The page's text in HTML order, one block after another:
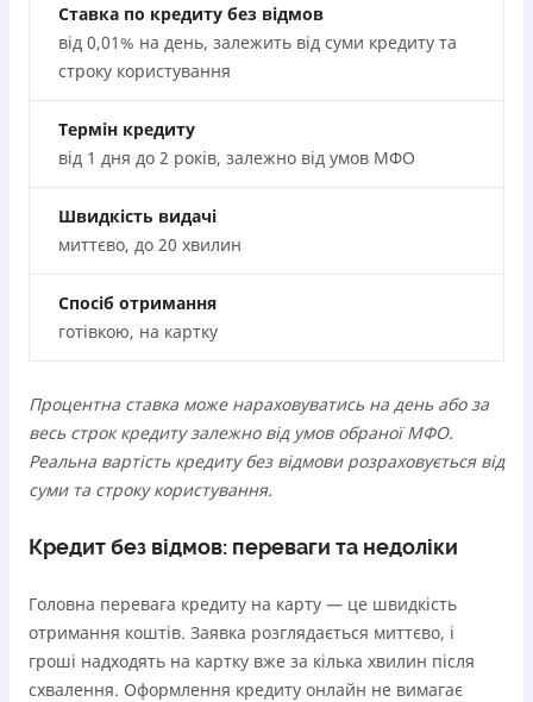
Ставка по кредиту без відмов
від 0,01% на день, залежить від суми кредиту та
строку користування
Термін кредиту
від 1 дня до 2 років, залежно від умов МФО
Швидкість видачі
миттєво, до 20 хвилин
Спосіб отримання
готівкою, на картку
Процентна ставка може нараховуватись на день або за
весь строк кредиту залежно від умов обраної МФО.
Реальна вартість кредиту без відмови розраховується від
суми та строку користування.
Кредит без відмов: переваги та недоліки
Головна перевага кредиту на карту — це швидкість
отримання коштів. Заявка розглядається миттєво, і
гроші надходять на картку вже за кілька хвилин після
схвалення. Оформлення кредиту онлайн не вимагає